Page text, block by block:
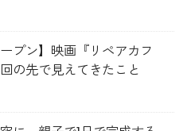
ープン】映画『リペアカフ
の先で見えてきたこと